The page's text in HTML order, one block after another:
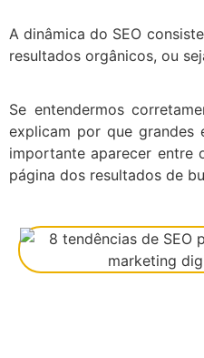
A dinâmica do SEO
resultados orgânicos, ou
Se entendermos
explicam por que grandes
importante aparecer entre
página dos resultados de